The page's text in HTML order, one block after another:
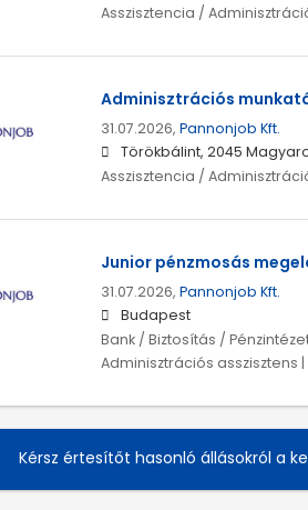
Asszisztencia /
Adminisztrációs
31.07.2026, Pannonjob Kft.
Törökbálint, 2045
Asszisztencia /
Junior pénzmosás
31.07.2026, Pannonjob Kft.
Budapest
Bank / Biztosítás /
Adminisztrációs asszisztens
Kérsz értesítőt hasonló állásokról a